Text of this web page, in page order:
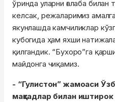
ўринда уларни ғалаба билан
келсак, режаларимиз
якунлашда камчиликлар
кубогида ҳам яхши
қилгандик. “Бухоро”га
майдонга чиқамиз.
- “Гулистон” жамоаси
мақсадлар билан иштирок